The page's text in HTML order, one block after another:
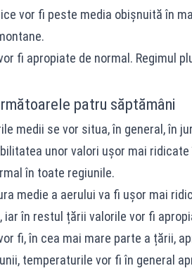
vor fi peste media obișnuită în
fi apropiate de normal. Regimul
patru săptămâni
medii se vor situa, în general, în
unor valori ușor mai
în toate regiunile.
medie a aerului va fi ușor mai
în restul țării valorile vor fi
fi, în cea mai mare parte a țării,
temperaturile vor fi în general